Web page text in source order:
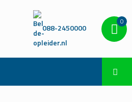
088-2450000
0